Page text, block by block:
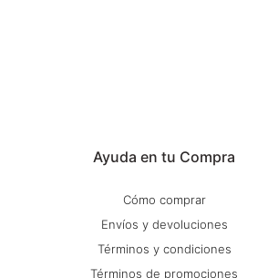
Ayuda en tu Compra
Cómo comprar
Envíos y devoluciones
Términos y condiciones
Términos de promociones